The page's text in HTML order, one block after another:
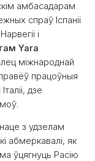
амбасадарам
спраў Іспаніі
і
Yara
міжнароднай
працоўныя
дзе
з удзелам
абмеркавалі, як
ўцягнуць Расію